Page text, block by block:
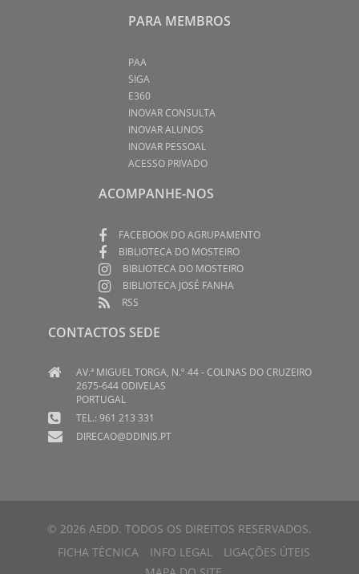
PARA MEMBROS
PAA
SIGA
E360
INOVAR CONSULTA
INOVAR ALUNOS
INOVAR PESSOAL
ACESSO PRIVADO
ACOMPANHE-NOS
FACEBOOK DO AGRUPAMENTO
BIBLIOTECA DO MOSTEIRO
BIBLIOTECA DO MOSTEIRO
BIBLIOTECA JOSÉ FANHA
RSS
CONTACTOS SEDE
AV.ª MIGUEL TORGA, N.º 44 - COLINAS DO CRUZEIRO
2675-644 ODIVELAS
PORTUGAL
TEL.: 961 213 331
DIRECAO@DDINIS.PT
© 2026 AEDD. TODOS OS DIREITOS RESERVADOS.
FICHA TÉCNICA
INFO LEGAL
LIGAÇÕES ÚTEIS